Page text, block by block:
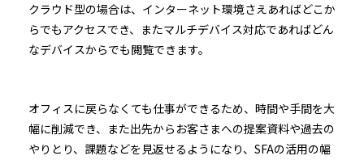
クラウド型の場合は、インターネット環境さえあればどこか
らでもアクセスでき、またマルチデバイス対応であればどん
なデバイスからでも閲覧できます。
オフィスに戻らなくても仕事ができるため、時間や手間を大
幅に削減でき、また出先からお客さまへの提案資料や過去の
やりとり、課題などを見返せるようになり、SFAの活用の幅